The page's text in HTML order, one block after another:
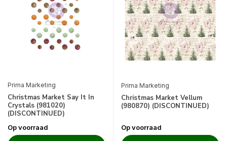
Prima Marketing
Christmas Market Say It In
Crystals (981020)
(DISCONTINUED)
Op voorraad
Prima Marketing
Christmas Market Vellum
(980870) (DISCONTINUED)
Op voorraad